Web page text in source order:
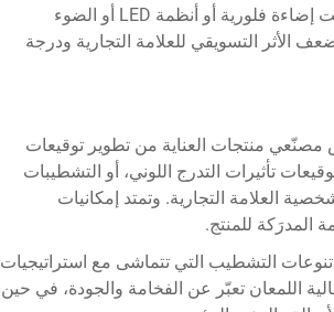
في مختلف البيئات البيعية. وبذلك تحتفظ منتجات العناية المعروضة تحت إضاءة فلورية أو أنظمة LED أو الضوء
الأثر التسويقي للعلامة التجارية ودرجة
مصنّعي منتجات العناية من تطوير توقيعات
تأثيرات التدرج اللوني، أو التشطيبات
العلامة التجارية. وتمتد إمكانيات
للمنتج.
التشطيب التي تتماشى مع استراتيجيات
اللمعان تعبّر عن الفخامة والجودة، في حين